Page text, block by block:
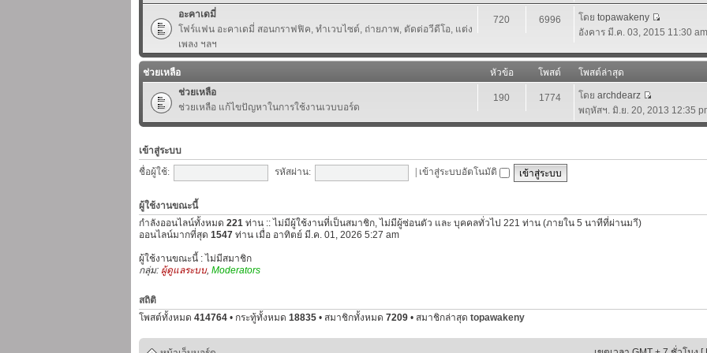
อะคาเดมี่
โฟร์แฟน อะคาเดมี่ สอนกราฟฟิค, ทำเวบไซต์, ถ่ายภาพ, ตัดต่อวีดีโอ, แต่ง
เพลง ฯลฯ
720 6996 โดย topawakeny
อังคาร มี.ค. 03, 2015 11:30 am
ช่วยเหลือ หัวข้อ โพสต์
โพสต์ล่าสุด
ช่วยเหลือ
ช่วยเหลือ แก้ไขปัญหาในการใช้งานเวบบอร์ด
190 1774 โดย archdearz
พฤหัสฯ. มิ.ย. 20, 2013 12:35
เข้าสู่ระบบ
ชื่อผู้ใช้:
รหัสผ่าน: เข้าสู่ระบบอัตโนมัติ
ผู้ใช้งานขณะนี้
กำลังออนไลน์ทั้งหมด 221 ท่าน :: ไม่มีผู้ใช้งานที่เป็นสมาชิก, ไม่มีผู้ซ่อนตัว และ บุคคลทั่วไป 221 ท่าน (ภายใน 5 นาทีที่ผ่านมาี)
ออนไลน์มากที่สุด 1547 ท่าน เมื่อ อาทิตย์ มี.ค. 01, 2026 5:27 am
ผู้ใช้งานขณะนี้ : ไม่มีสมาชิก
กลุ่ม: ผู้ดูแลระบบ, Moderators
สถิติ
โพสต์ทั้งหมด 414764 • กระทู้ทั้งหมด 18835 • สมาชิกทั้งหมด 7209 • สมาชิกล่าสุด topawakeny